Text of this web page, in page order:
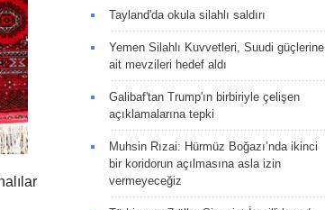
Tayland'da okula silahlı saldırı
Yemen Silahlı Kuvvetleri, Suudi güçlerine
ait mevzileri hedef aldı
Galibaf'tan Trump'ın birbiriyle çelişen
açıklamalarına tepki
Muhsin Rızai: Hürmüz Boğazı’nda ikinci
bir koridorun açılmasına asla izin
vermeyeceğiz